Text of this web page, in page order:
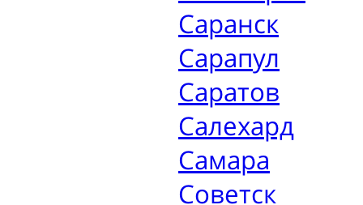
Саранск
Сарапул
Саратов
Салехард
Самара
Советск